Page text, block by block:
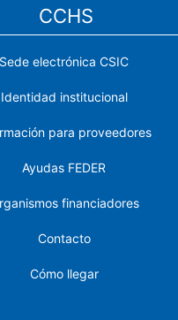
CCHS
Sede electrónica CSIC
Identidad institucional
para proveedores
Ayudas FEDER
financiadores
Contacto
Cómo llegar